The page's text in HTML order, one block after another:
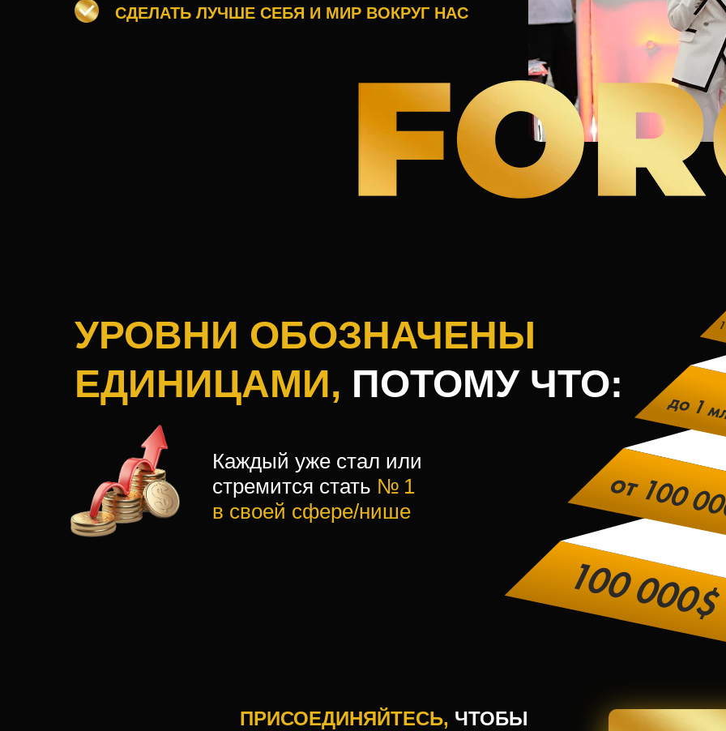
СДЕЛАТЬ ЛУЧШЕ СЕБЯ И МИР ВОКРУГ НАС
УРОВНИ ОБОЗНАЧЕНЫ
ЕДИНИЦАМИ, ПОТОМУ ЧТО:
ПРИСОЕДИНЯЙТЕСЬ, ЧТОБЫ
Каждый уже стал или
стремится стать № 1
в своей сфере/нише